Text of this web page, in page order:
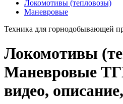
Локомотивы (тепловозы)
Маневровые
Техника для горнодобывающей
Локомотивы
Маневровые
видео, описание,